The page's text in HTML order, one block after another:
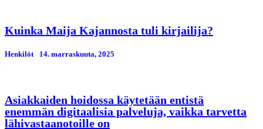
Kuinka Maija Kajannosta tuli kirjailija?
Henkilöt 14. marraskuuta, 2025
Asiakkaiden hoidossa käytetään entistä
enemmän digitaalisia palveluja, vaikka tarvetta
lähivastaanotoille on